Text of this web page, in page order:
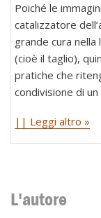
Poiché le
catalizzatore
grande cura
(cioè il taglio),
pratiche che
condivisione di
|| Leggi altro »
L'autore